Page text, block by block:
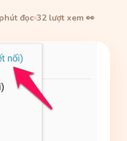
đọc 32 lượt xem 👀